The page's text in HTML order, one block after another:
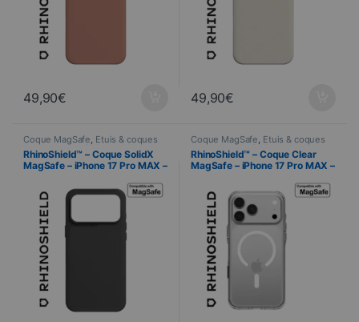
49,90€ 49,90€
Coque MagSafe, Étuis & coques
smartphones, Cellulare
RhinoShield,Telefonia
RhinoShield™ – Coque SolidX
MagSafe – iPhone 17 Pro MAX –
Coque MagSafe, Étuis & coques
smartphones, Cellulare
RhinoShield,Telefonia
RhinoShield™ – Coque Clear
MagSafe – iPhone 17 Pro MAX –